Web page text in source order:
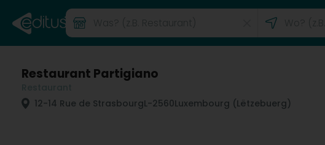
Restaurant Partigiano
12-14 Rue de StrasbourgL-2560Luxembourg (Lëtzebuerg)